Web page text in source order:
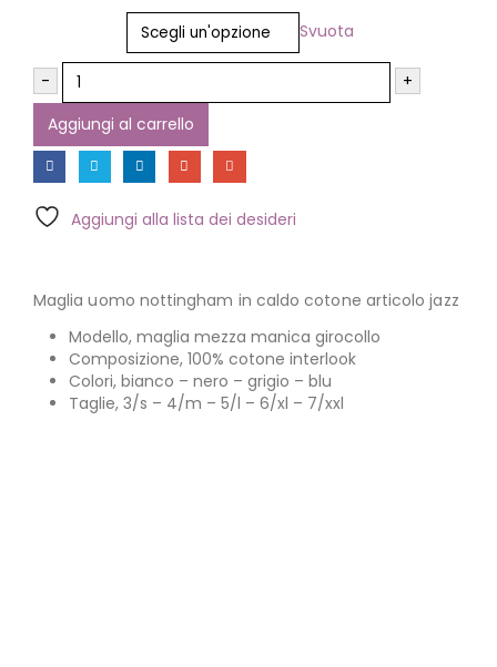
Svuota
-
+
Aggiungi al carrello
Aggiungi alla lista dei desideri
Maglia uomo nottingham in caldo cotone articolo jazz
Modello, maglia mezza manica girocollo
Composizione, 100% cotone interlook
Colori, bianco – nero – grigio – blu
Taglie, 3/s – 4/m – 5/l – 6/xl – 7/xxl